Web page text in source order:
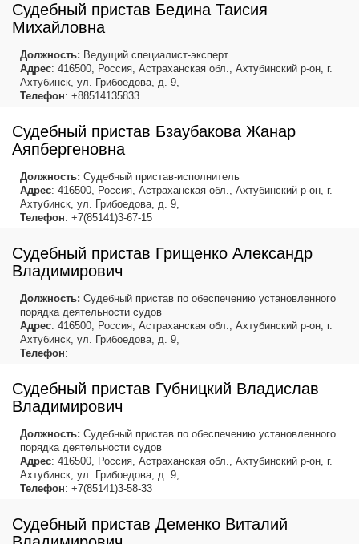
Судебный пристав Бедина Таисия
Михайловна
Должность: Ведущий специалист-эксперт
Адрес: 416500, Россия, Астраханская обл., Ахтубинский р-он, г.
Ахтубинск, ул. Грибоедова, д. 9,
Телефон: +88514135833
Судебный пристав Бзаубакова Жанар
Аяпбергеновна
Должность: Судебный пристав-исполнитель
Адрес: 416500, Россия, Астраханская обл., Ахтубинский р-он, г.
Ахтубинск, ул. Грибоедова, д. 9,
Телефон: +7(85141)3-67-15
Судебный пристав Грищенко Александр
Владимирович
Должность: Судебный пристав по обеспечению установленного
порядка деятельности судов
Адрес: 416500, Россия, Астраханская обл., Ахтубинский р-он, г.
Ахтубинск, ул. Грибоедова, д. 9,
Телефон:
Судебный пристав Губницкий Владислав
Владимирович
Должность: Судебный пристав по обеспечению установленного
порядка деятельности судов
Адрес: 416500, Россия, Астраханская обл., Ахтубинский р-он, г.
Ахтубинск, ул. Грибоедова, д. 9,
Телефон: +7(85141)3-58-33
Судебный пристав Деменко Виталий